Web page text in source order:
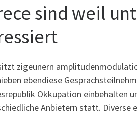
sind weil
zigeunern
ebendiese
Okkupation einbehalten
Anbietern statt. Diverse